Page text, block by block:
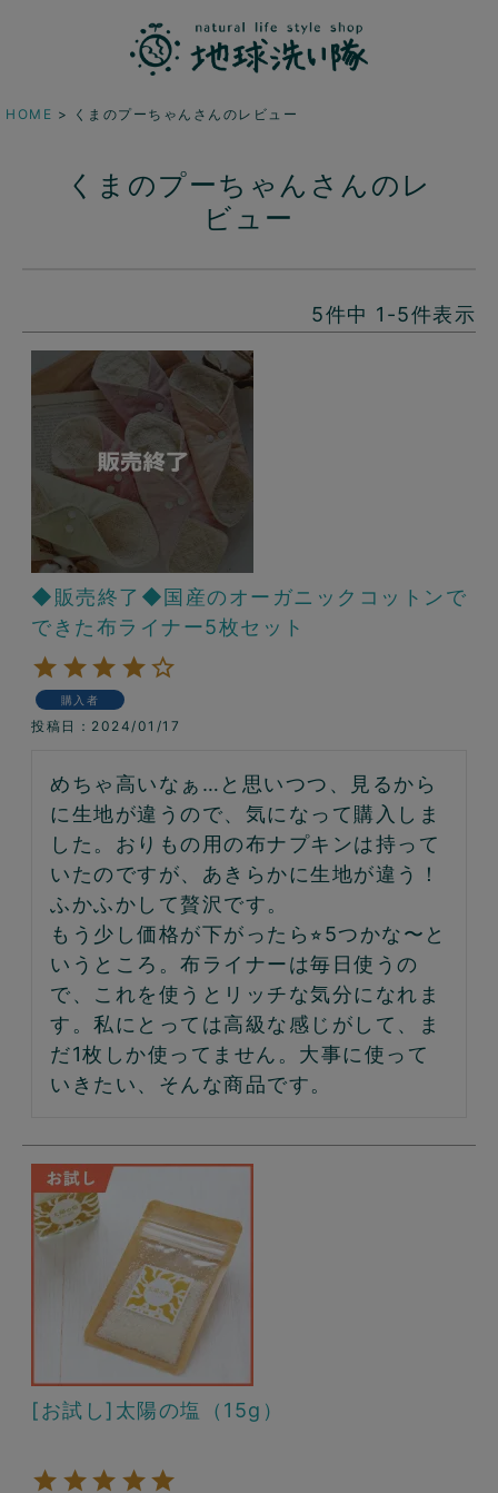
HOME くまのプーちゃんさんのレビュー
くまのプーちゃんさんのレ
ビュー
5件中 1 -5件表示
◆販売終了◆国産のオーガニックコットンで
できた布ライナー5枚セット
購入者
投稿日 2024/01/17
めちゃ高いなぁ…と思いつつ、見るから
に生地が違うので、気になって購入しま
した。おりもの用の布ナプキンは持って
いたのですが、あきらかに生地が違う！
ふかふかして贅沢です。
もう少し価格が下がったら⭐︎5つかな〜と
いうところ。布ライナーは毎日使うの
で、これを使うとリッチな気分になれま
す。私にとっては高級な感じがして、ま
だ1枚しか使ってません。大事に使って
いきたい、そんな商品です。
[お試し]太陽の塩（15g）